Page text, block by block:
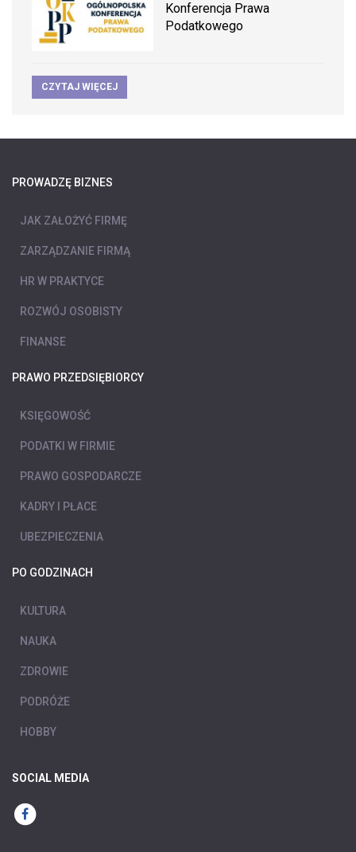
Konferencja Prawa
Podatkowego
CZYTAJ WIĘCEJ
PROWADZĘ BIZNES
JAK ZAŁOŻYĆ FIRMĘ
ZARZĄDZANIE FIRMĄ
HR W PRAKTYCE
ROZWÓJ OSOBISTY
FINANSE
PRAWO PRZEDSIĘBIORCY
KSIĘGOWOŚĆ
PODATKI W FIRMIE
PRAWO GOSPODARCZE
KADRY I PŁACE
UBEZPIECZENIA
PO GODZINACH
KULTURA
NAUKA
ZDROWIE
PODRÓŻE
HOBBY
SOCIAL MEDIA